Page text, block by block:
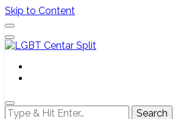
Skip to Content
LGBT Centar Split
Službena web stranica LGBT centra
Looking